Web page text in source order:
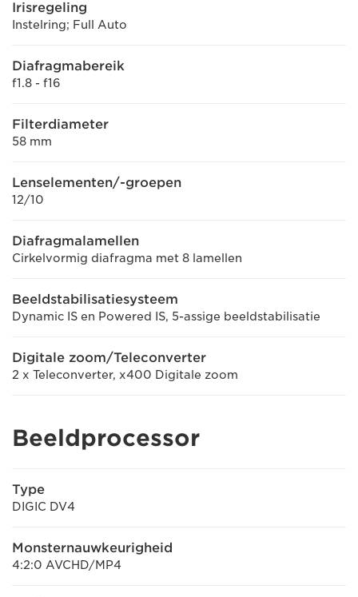
Irisregeling
Instelring; Full Auto
Diafragmabereik
f1.8 - f16
Filterdiameter
58 mm
Lenselementen/-groepen
12/10
Diafragmalamellen
Cirkelvormig diafragma met 8 lamellen
Beeldstabilisatiesysteem
Dynamic IS en Powered IS, 5-assige beeldstabilisatie
Digitale zoom/Teleconverter
2 x Teleconverter, x400 Digitale zoom
Beeldprocessor
Type
DIGIC DV4
Monsternauwkeurigheid
4:2:0 AVCHD/MP4